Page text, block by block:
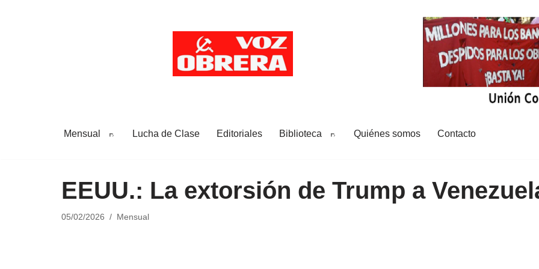
Mensual Lucha de Clase Editoriales Biblioteca Quiénes somos Contacto
EEUU.: La extorsión de Trump a
05/02/2026 Mensual